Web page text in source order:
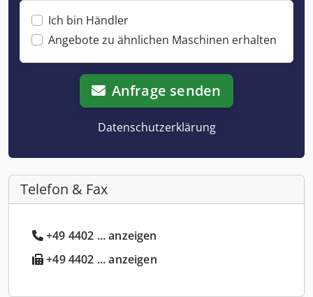
Ich bin Händler
Angebote zu ähnlichen Maschinen erhalten
Anfrage senden
Datenschutzerklärung
Telefon & Fax
+49 4402 ... anzeigen
+49 4402 ... anzeigen